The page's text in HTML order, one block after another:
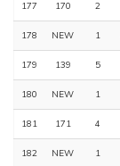
177 170 2
178 NEW 1
179 139 5
180 NEW 1
181 171 4
182 NEW 1